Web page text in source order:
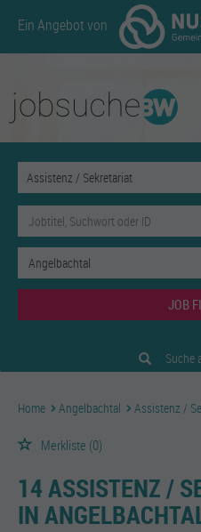
Ein Angebot von
JOB
Suche
Home Angelbachtal Assistenz /
Merkliste (0)
14 ASSISTENZ /
IN